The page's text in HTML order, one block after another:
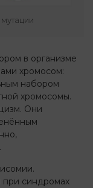
в организме
хромосом:
набором
хромосомы.
Они
синдромах